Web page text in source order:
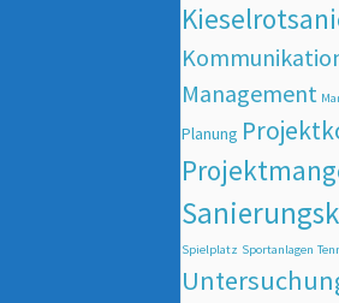
Management
Planung
Spielplatz Sportanlagen